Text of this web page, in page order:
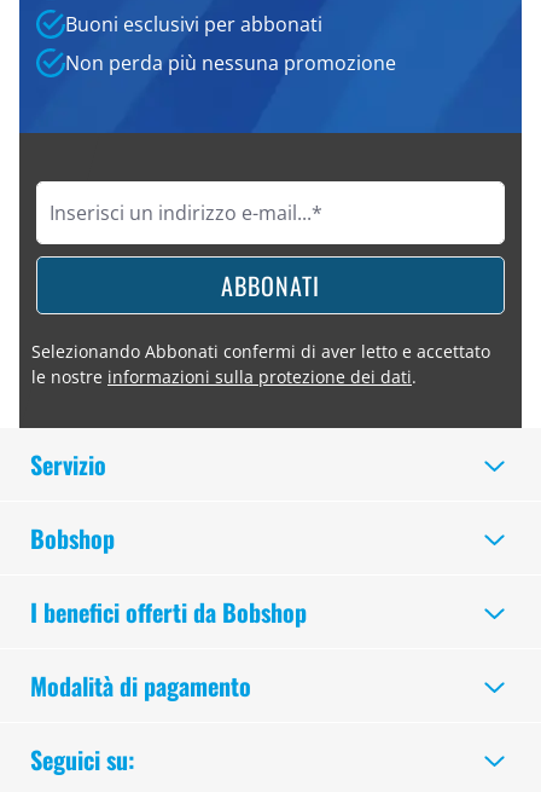
Buoni esclusivi per abbonati
Non perda più nessuna promozione
ABBONATI
Selezionando Abbonati confermi di aver letto e accettato
le nostre informazioni sulla protezione dei dati.
Servizio
Bobshop
I benefici offerti da Bobshop
Modalità di pagamento
Seguici su: